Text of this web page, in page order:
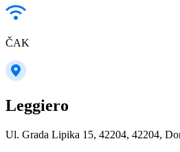
ČAK
Leggiero
Ul. Grada Lipika 15, 42204, 42204,